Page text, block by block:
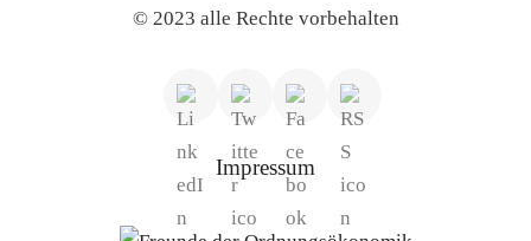
© 2023 alle Rechte vorbehalten
Impressum